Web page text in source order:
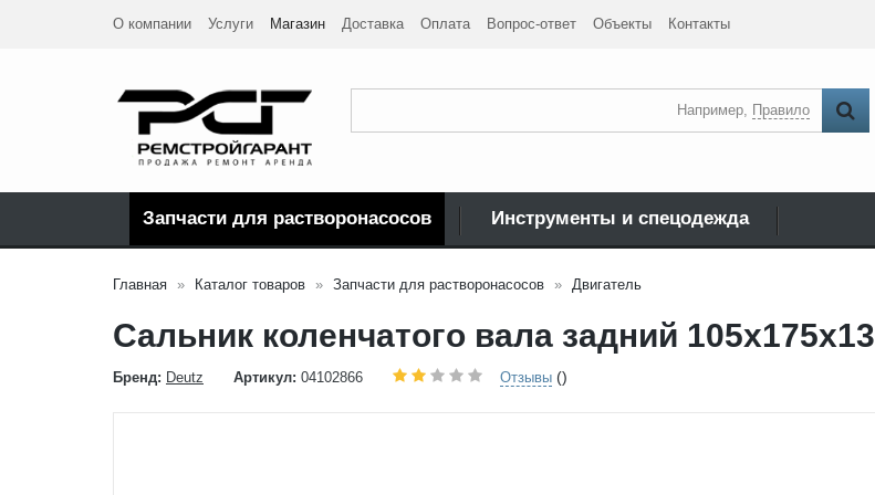
О компании Услуги Магазин Доставка Оплата Вопрос-ответ Объекты Контакты
Например, Правило
Запчасти для растворонасосов Инструменты и спецодежда
Главная Каталог товаров Запчасти для растворонасосов Двигатель
Сальник коленчатого вала задний 105х175х13
Бренд: Deutz Артикул: 04102866 Отзывы ()